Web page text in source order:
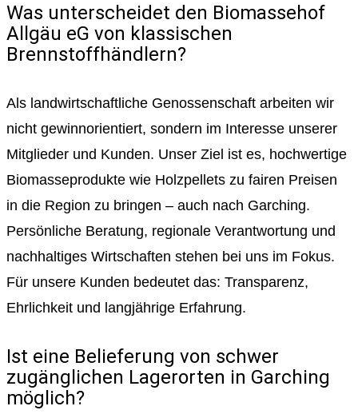
Was unterscheidet den Biomassehof
Allgäu eG von klassischen
Brennstoffhändlern?
Als landwirtschaftliche Genossenschaft arbeiten wir
nicht gewinnorientiert, sondern im Interesse unserer
Mitglieder und Kunden. Unser Ziel ist es, hochwertige
Biomasseprodukte wie Holzpellets zu fairen Preisen
in die Region zu bringen – auch nach Garching.
Persönliche Beratung, regionale Verantwortung und
nachhaltiges Wirtschaften stehen bei uns im Fokus.
Für unsere Kunden bedeutet das: Transparenz,
Ehrlichkeit und langjährige Erfahrung.
Ist eine Belieferung von schwer
zugänglichen Lagerorten in Garching
möglich?